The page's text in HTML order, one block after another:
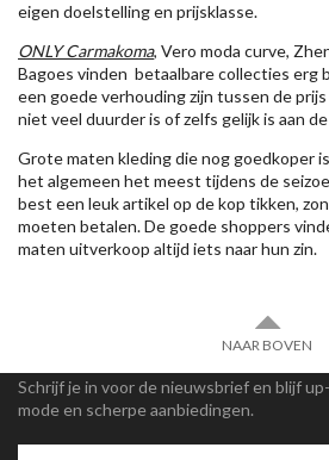
eigen doelstelling en prijsklasse.
ONLY Carmakoma, Vero moda curve,
Bagoes vinden betaalbare collecties erg
een goede verhouding zijn tussen de
niet veel duurder is of zelfs gelijk is aan
Grote maten kleding die nog goedkoper
het algemeen het meest tijdens de
best een leuk artikel op de kop tikken,
moeten betalen. De goede shoppers
maten uitverkoop altijd iets naar hun zin.
NAAR BOVEN
Schrijf je in voor de nieuwsbrief en blijf
mode en scherpe aanbiedingen.